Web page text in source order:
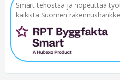
Smart tehostaa ja nopeuttaa
kaikista Suomen